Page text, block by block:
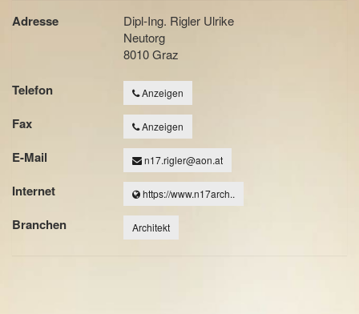
Adresse
Dipl-Ing. Rigler Ulrike
Neutorg
8010 Graz
Telefon Anzeigen
Fax Anzeigen
E-Mail n17.rigler@aon.at
Internet https://www.n17arch..
Branchen Architekt